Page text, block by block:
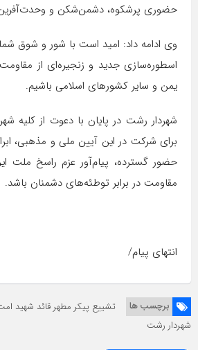
حضوری پرشکوه، دشمن‌شکن و
‌وی ادامه داد: امید است با شور و شوق
اسطوره‌سازی جدید و زنجیره‌ای از مقاومت
یمن و سایر کشورهای اسلامی باشیم.
‌شهردار رشت در پایان با دعوت از کلیه
برای شرکت در این آیین ملی و مذهبی،
حضور گسترده، پیام‌آور عزم راسخ ملت
مقاومت در برابر توطئه‌های دشمنان باشد.
انتهای پیام/
برچسب ها تشییع پیکر مطهر قائد شهید
شهردار رشت